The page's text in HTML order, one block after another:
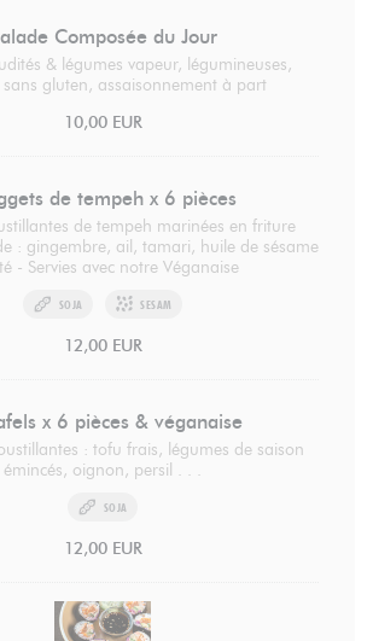
Composée du Jour
& légumes vapeur, légumineuses,
sans gluten, assaisonnement à part
10,00 EUR
de tempeh x 6 pièces
de tempeh marinées en friture
: gingembre, ail, tamari, huile de sésame
- Servies avec notre Véganaise
SOJA SESAM
12,00 EUR
x 6 pièces & véganaise
: tofu frais, légumes de saison
émincés, oignon, persil . . .
SOJA
12,00 EUR